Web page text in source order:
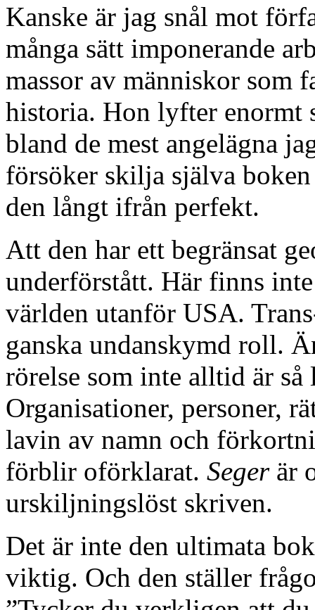
Kanske är jag snål mot
många sätt imponerande
massor av människor som
historia. Hon lyfter enormt
bland de mest angelägna
försöker skilja själva boken
den långt ifrån perfekt.
Att den har ett begränsat
underförstått. Här finns
världen utanför USA.
ganska undanskymd roll.
rörelse som inte alltid är
Organisationer, personer,
lavin av namn och
förblir oförklarat. Segerär
urskiljningslöst skriven.
Det är inte den ultimata
viktig. Och den ställer